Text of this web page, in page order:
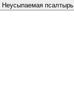
Неусыпаемая псалтырь